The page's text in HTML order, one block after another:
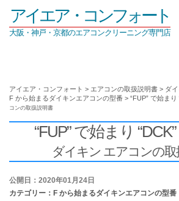
アイエア・コンフォート
大阪・神戸・京都のエアコンクリーニング専門店
アイエア・コンフォート > エアコンの取扱説明書 > ダ
F から始まるダイキンエアコンの型番 > “FUP” で始まり
コンの取扱説明書
“FUP” で始まり
ダイキン エアコンの取
公開日：2020年01月24日
カテゴリー： F から始まるダイキンエアコンの型番